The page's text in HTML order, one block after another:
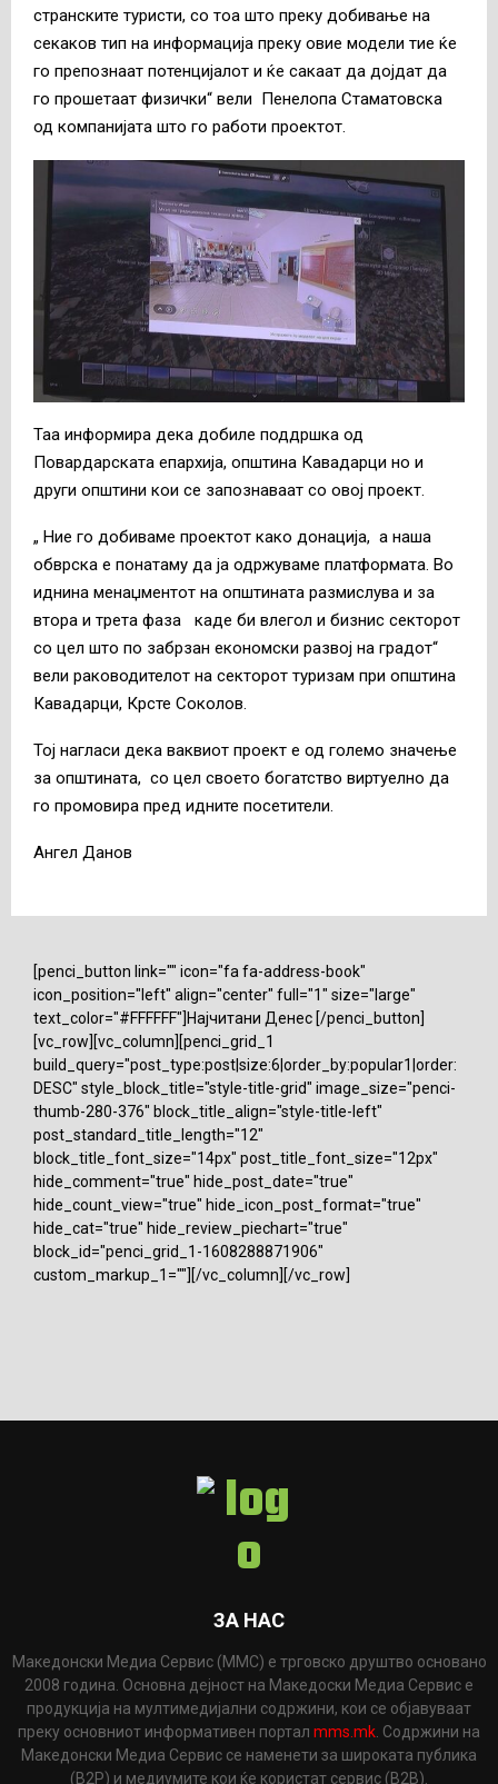
странските туристи, со тоа што преку добивање на
секаков тип на информација преку овие модели тие ќе
го препознаат потенцијалот и ќе сакаат да дојдат да
го прошетаат физички“ вели Пенелопа Стаматовска
од компанијата што го работи проектот.
Таа информира дека добиле поддршка од
Повардарската епархија, општина Кавадарци но и
други општини кои се запознаваат со овој проект.
„ Ние го добиваме проектот како донација, а наша
обврска е понатаму да ја одржуваме платформата. Во
иднина менаџментот на општината размислува и за
втора и трета фаза каде би влегол и бизнис секторот
со цел што по забрзан економски развој на градот“
вели раководителот на секторот туризам при општина
Кавадарци, Крсте Соколов.
Тој нагласи дека ваквиот проект е од големо значење
за општината, со цел своето богатство виртуелно да
го промовира пред идните посетители.
Ангел Данов
[penci_button link="" icon="fa fa-address-book"
icon_position="left" align="center" full="1" size="large"
text_color="#FFFFFF"]Најчитани Денес [/penci_button]
[vc_row][vc_column][penci_grid_1
build_query="post_type:post|size:6|order_by:popular1|order:
DESC" style_block_title="style-title-grid" image_size="penci-
thumb-280-376" block_title_align="style-title-left"
post_standard_title_length="12"
block_title_font_size="14px" post_title_font_size="12px"
hide_comment="true" hide_post_date="true"
hide_count_view="true" hide_icon_post_format="true"
hide_cat="true" hide_review_piechart="true"
block_id="penci_grid_1-1608288871906"
custom_markup_1=""][/vc_column][/vc_row]
ЗА НАС
Македонски Медиа Сервис (ММС) е трговско друштво основано
2008 година. Основна дејност на Македоски Медиа Сервис е
продукција на мултимедијални содржини, кои се објавуваат
преку основниот информативен портал mms.mk. Содржини на
Македонски Медиа Сервис се наменети за широката публика
(B2P) и медиумите кои ќе користат сервис (B2B).